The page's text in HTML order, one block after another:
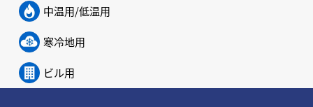
中温用/低温用
寒冷地用
ビル用